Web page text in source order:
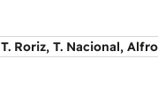
T. Roriz, T. Nacional,